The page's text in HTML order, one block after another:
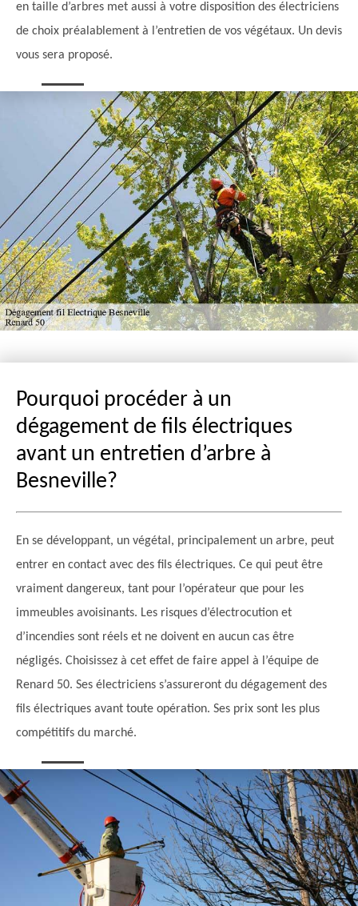
en taille d’arbres met aussi à votre disposition des électriciens
de choix préalablement à l’entretien de vos végétaux. Un devis
vous sera proposé.
Pourquoi procéder à un
dégagement de fils électriques
avant un entretien d’arbre à
Besneville?
En se développant, un végétal, principalement un arbre, peut
entrer en contact avec des fils électriques. Ce qui peut être
vraiment dangereux, tant pour l’opérateur que pour les
immeubles avoisinants. Les risques d’électrocution et
d’incendies sont réels et ne doivent en aucun cas être
négligés. Choisissez à cet effet de faire appel à l’équipe de
Renard 50. Ses électriciens s’assureront du dégagement des
fils électriques avant toute opération. Ses prix sont les plus
compétitifs du marché.